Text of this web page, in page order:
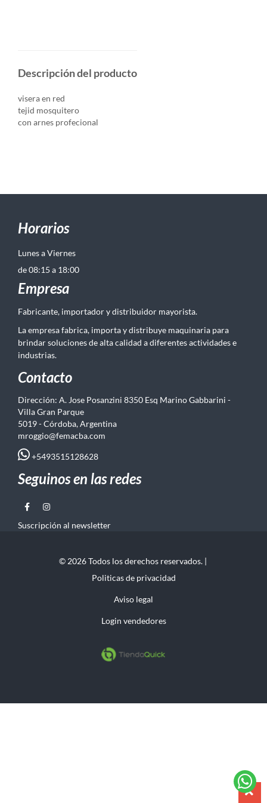
Descripción del producto
visera en red
tejid mosquitero
con arnes profecional
Horarios
Lunes a Viernes
de 08:15 a 18:00
Empresa
Fabricante, importador y distribuidor mayorista.
La empresa fabrica, importa y distribuye maquinaria para
brindar soluciones de alta calidad a diferentes actividades e
industrias.
Contacto
Dirección: A. Jose Posanzini 8350 Esq Marino Gabbarini -
Villa Gran Parque
5019 - Córdoba, Argentina
mroggio@femacba.com
+5493515128628
Seguinos en las redes
Suscripción al newsletter
© 2026 Todos los derechos reservados. |
Politicas de privacidad
Aviso legal
Login vendedores